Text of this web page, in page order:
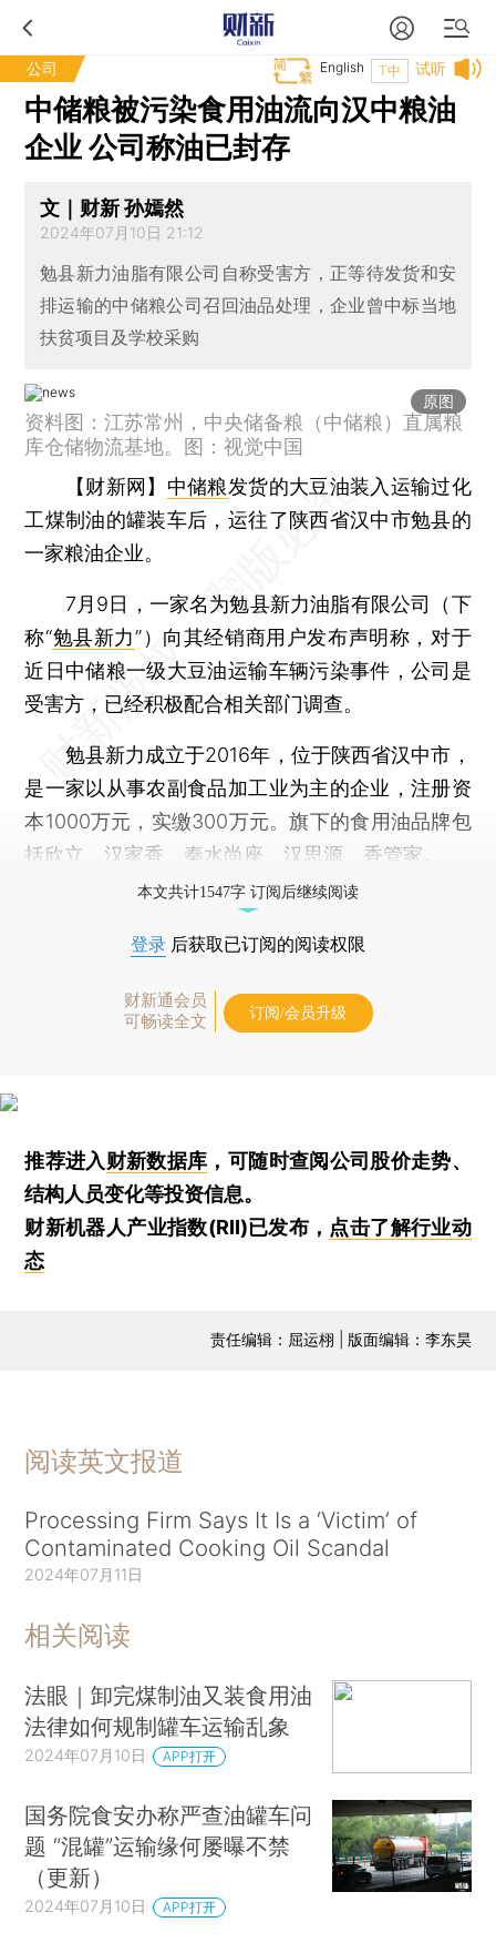
公司 试听
T中
English
中储粮被污染食用油流向汉中粮油
企业 公司称油已封存
文｜财新 孙嫣然
2024年07月10日 21:12
勉县新力油脂有限公司自称受害方，正等待发货和安
排运输的中储粮公司召回油品处理，企业曾中标当地
扶贫项目及学校采购
原图
资料图：江苏常州，中央储备粮（中储粮）直属粮
库仓储物流基地。图：视觉中国
【财新网】 中储粮发货的大豆油装入运输过化
工煤制油的罐装车后，运往了陕西省汉中市勉县的
一家粮油企业。
7月9日，一家名为勉县新力油脂有限公司（下
称“勉县新力”）向其经销商用户发布声明称，对于
近日中储粮一级大豆油运输车辆污染事件，公司是
受害方，已经积极配合相关部门调查。
勉县新力成立于2016年，位于陕西省汉中市，
是一家以从事农副食品加工业为主的企业，注册资
本1000万元，实缴300万元。旗下的食用油品牌包
括欣立、汉家香、秦水尚座、汉思源、香管家。
本文共计1547字 订阅后继续阅读
登录 后获取已订阅的阅读权限
财新通会员
可畅读全文
订阅/会员升级
推荐进入财新数据库 ，可随时查阅公司股价走势、
结构人员变化等投资信息。
财新机器人产业指数(RII)已发布， 点击了解行业动
态
责任编辑：屈运栩 | 版面编辑：李东昊
阅读英文报道
Processing Firm Says It Is a ‘Victim’ of
Contaminated Cooking Oil Scandal
2024年07月11日
相关阅读
法眼｜卸完煤制油又装食用油
法律如何规制罐车运输乱象
2024年07月10日 APP打开
国务院食安办称严查油罐车问
题 “混罐”运输缘何屡曝不禁
（更新）
2024年07月10日 APP打开